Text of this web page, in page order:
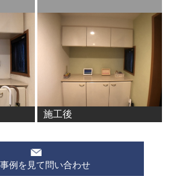
施工後
例を見て問い合わせ